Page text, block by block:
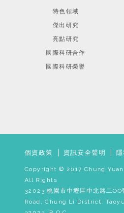
特色領域
傑出研究
亮點研究
國際科研合作
國際科研榮譽
個資政策 資訊安全聲明
Copyright © 2017 Chung
All Rights
32023 桃園市中壢區中北路二
Road, Chung Li District,